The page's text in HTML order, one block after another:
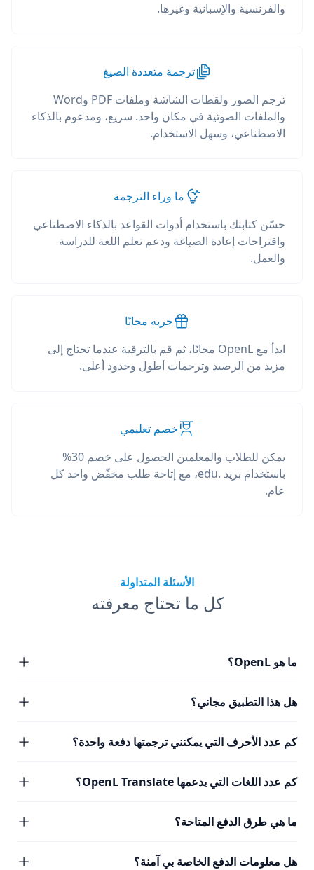
والفرنسية والإسبانية وغيرها.
ترجمة متعددة الصيغ
ترجم الصور ولقطات الشاشة وملفات PDF وWord
والملفات الصوتية في مكان واحد. سريع، ومدعوم بالذكاء
الاصطناعي، وسهل الاستخدام.
ما وراء الترجمة
حسّن كتابتك باستخدام أدوات القواعد بالذكاء الاصطناعي
واقتراحات إعادة الصياغة ودعم تعلم اللغة للدراسة
والعمل.
جربه مجانًا
ابدأ مع OpenL مجانًا، ثم قم بالترقية عندما تحتاج إلى
مزيد من الرصيد وترجمات أطول وحدود أعلى.
خصم تعليمي
يمكن للطلاب والمعلمين الحصول على خصم 30%
باستخدام بريد .edu، مع إتاحة طلب مخفّض واحد كل
عام.
الأسئلة المتداولة
كل ما تحتاج معرفته
ما هو OpenL؟
هل هذا التطبيق مجاني؟
كم عدد الأحرف التي يمكنني ترجمتها دفعة واحدة؟
كم عدد اللغات التي يدعمها OpenL Translate؟
ما هي طرق الدفع المتاحة؟
هل معلومات الدفع الخاصة بي آمنة؟